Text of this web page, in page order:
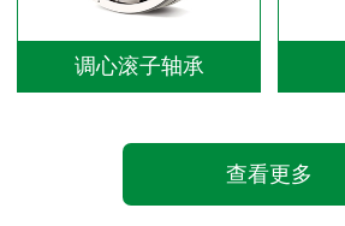
调心滚子轴承
查看更多